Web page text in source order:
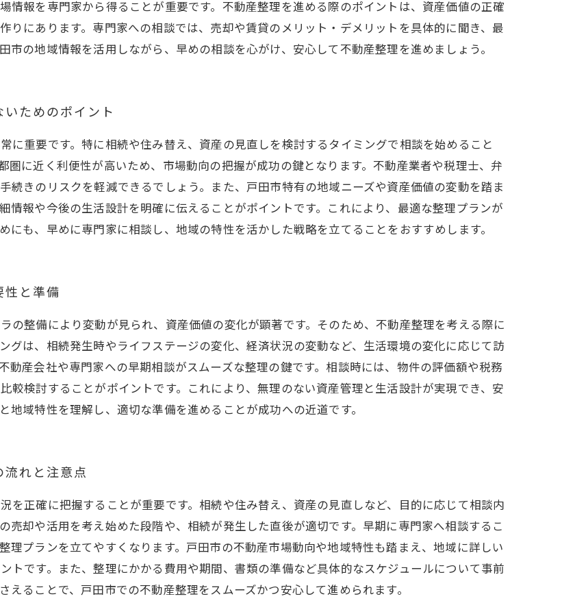
情報を専門家から得ることが重要です。不動産整理を進める際のポイントは、資産価値の正確
りにあります。専門家への相談では、売却や賃貸のメリット・デメリットを具体的に聞き、最
市の地域情報を活用しながら、早めの相談を心がけ、安心して不動産整理を進めましょう。
ためのポイント
に重要です。特に相続や住み替え、資産の見直しを検討するタイミングで相談を始めること
圏に近く利便性が高いため、市場動向の把握が成功の鍵となります。不動産業者や税理士、弁
続きのリスクを軽減できるでしょう。また、戸田市特有の地域ニーズや資産価値の変動を踏ま
情報や今後の生活設計を明確に伝えることがポイントです。これにより、最適な整理プランが
にも、早めに専門家に相談し、地域の特性を活かした戦略を立てることをおすすめします。
性と準備
の整備により変動が見られ、資産価値の変化が顕著です。そのため、不動産整理を考える際に
グは、相続発生時やライフステージの変化、経済状況の変動など、生活環境の変化に応じて訪
動産会社や専門家への早期相談がスムーズな整理の鍵です。相談時には、物件の評価額や税務
較検討することがポイントです。これにより、無理のない資産管理と生活設計が実現でき、安
域特性を理解し、適切な準備を進めることが成功への近道です。
れと注意点
を正確に把握することが重要です。相続や住み替え、資産の見直しなど、目的に応じて相談内
売却や活用を考え始めた段階や、相続が発生した直後が適切です。早期に専門家へ相談するこ
理プランを立てやすくなります。戸田市の不動産市場動向や地域特性も踏まえ、地域に詳しい
トです。また、整理にかかる費用や期間、書類の準備など具体的なスケジュールについて事前
ることで、戸田市での不動産整理をスムーズかつ安心して進められます。